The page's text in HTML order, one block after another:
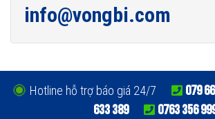
info@vongbi.com
Hotline hỗ trợ báo giá 24/7 079
633 389
0763 356